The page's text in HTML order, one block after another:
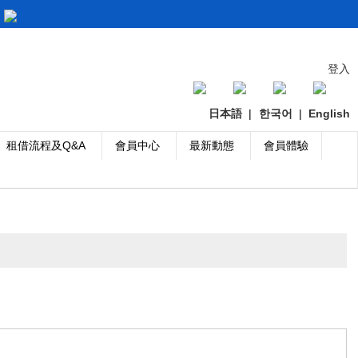
登入
日本語 | 한국어 | English
租借流程及Q&A 會員中心 最新動態 會員體驗